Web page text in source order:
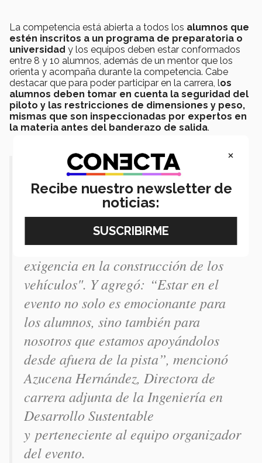
La competencia está abierta a todos los alumnos que
estén inscritos a un programa de preparatoria o
universidad y los equipos deben estar conformados
entre 8 y 10 alumnos, además de un mentor que los
orienta y acompaña durante la competencia. Cabe
destacar que para poder participar en la carrera, los
alumnos deben tomar en cuenta la seguridad del
piloto y las restricciones de dimensiones y peso,
mismas que son inspeccionadas por expertos en
la materia antes del banderazo de salida.
“El evento ha evolucionado desde
que inició. Cada edición contamos
con más equipos inscritos,
rediseñamos una pista con mayor
dificultad e incrementamos la
exigencia en la construcción de los
vehículos". Y agregó: “Estar en el
evento no solo es emocionante para
los alumnos, sino también para
nosotros que estamos apoyándolos
desde afuera de la pista”, mencionó
Azucena Hernández, Directora de
carrera adjunta de la Ingeniería en
Desarrollo Sustentable
y perteneciente al equipo organizador
del evento.
×
Recibe nuestro newsletter de
noticias: